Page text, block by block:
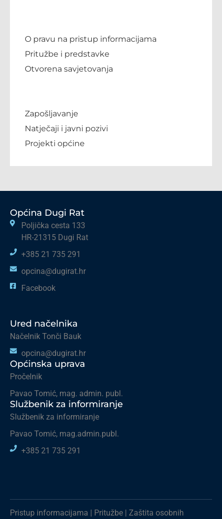
O pravu na pristup informacijama
Pritužbe i predstavke
Otvorena savjetovanja
Zapošljavanje
Natječaji i javni pozivi
Projekti općine
Općina Dugi Rat
Poljička cesta 133
HR-21315 Dugi Rat
+385 21 735 291
opcina@dugirat.hr
Facebook
Ured načelnika
Načelnik Tonči Bauk
opcina@dugirat.hr
Općinska uprava
Pročelnik
Pavao Tomić, mag. admin. publ.
Službenik za informiranje
Službenik za informiranje
Pavao Tomić, mag.admin.publ.
+385 21 735 291
Pristup informacijama | Pritužbe | Zaštita osobnih